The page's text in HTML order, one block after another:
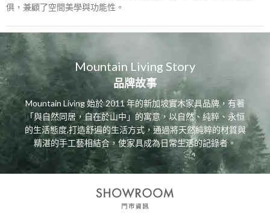
俱，兼顧了空間美學與功能性。
Mountain Living Story
品牌故事
Mountain Living 始於 2011 年的新加坡實木家具品牌，有著
「與自然同居，自在於山中」的寓意，以自然、純粹、永恒
的生活態度,打造舒遍的生活方式，通過將天然純粹的材質與
精湛的手工藝相結合，使家具成為日常生活的記錄者。